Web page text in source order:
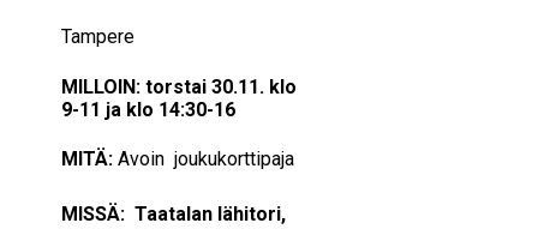
MILLOIN: torstai 30.11. klo
9-11 ja klo 14:30-16
MITÄ: Avoin joukukorttipaja
MISSÄ: Taatalan lähitori,
Tampere